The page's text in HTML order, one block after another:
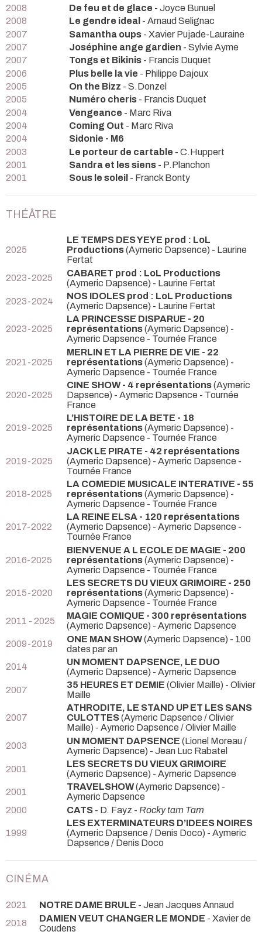
2008 De feu et de glace - Joyce Bunuel
2008
Le gendre ideal - Arnaud Selignac
2007
Samantha oups - Xavier Pujade-Lauraine
2007
Joséphine ange gardien - Sylvie Ayme
2007
Tongs et Bikinis - Francis Duquet
2006
Plus belle la vie - Philippe Dajoux
2005
On the Bizz - S.Donzel
2005
Numéro cheris - Francis Duquet
2004
Vengeance - Marc Riva
2004
Coming Out - Marc Riva
2004
Sidonie - M6
2003
Le porteur de cartable - C.Huppert
2001
Sandra et les siens - P.Planchon
2001
Sous le soleil - Franck Bonty
THÉÂTRE
2025
LE TEMPS DES YEYE prod : LoL
Productions(Aymeric Dapsence) - Laurine
Fertat
2023-2025
CABARET prod : LoL Productions
(Aymeric Dapsence) - Laurine Fertat
2023-2024
NOS IDOLES prod : LoL Productions
(Aymeric Dapsence) - Laurine Fertat
2023-2025
LA PRINCESSE DISPARUE - 20
représentations(Aymeric Dapsence) -
Aymeric Dapsence - Tournée France
2021-2025
MERLIN ET LA PIERRE DE VIE - 22
représentations(Aymeric Dapsence) -
Aymeric Dapsence - Tournée France
2020-2025
CINE SHOW - 4 représentations(Aymeric
Dapsence) - Aymeric Dapsence - Tournée
France
2019-2025
L’HISTOIRE DE LA BETE - 18
représentations(Aymeric Dapsence) -
Aymeric Dapsence - Tournée France
2019-2025
JACK LE PIRATE - 42 représentations
(Aymeric Dapsence) - Aymeric Dapsence -
Tournée France
2018-2025
LA COMEDIE MUSICALE INTERATIVE - 55
représentations(Aymeric Dapsence) -
Aymeric Dapsence - Tournée France
2017-2022
LA REINE ELSA - 120 représentations
(Aymeric Dapsence) - Aymeric Dapsence -
Tournée France
2016-2025
BIENVENUE A L ECOLE DE MAGIE - 200
représentations(Aymeric Dapsence) -
Aymeric Dapsence - Tournée France
2015-2020
LES SECRETS DU VIEUX GRIMOIRE - 250
représentations(Aymeric Dapsence) -
Aymeric Dapsence - Tournée France
2011 - 2025
MAGIE COMIQUE - 300 représentations
(Aymeric Dapsence) - Aymeric Dapsence
2009-2019
ONE MAN SHOW(Aymeric Dapsence) - 100
dates par an
2014
UN MOMENT DAPSENCE, LE DUO
(Aymeric Dapsence) - Aymeric Dapsence
2007
35 HEURES ET DEMIE (Olivier Maille) - Olivier
Maille
2007
ATHRODITE, LE STAND UP ET LES SANS
CULOTTES(Aymeric Dapsence / Olivier
Maille) - Aymeric Dapsence / Olivier Maille
2003
UN MOMENT DAPSENCE (Lionel Moreau /
Aymeric Dapsence) - Jean Luc Rabatel
2001
LES SECRETS DU VIEUX GRIMOIRE
(Aymeric Dapsence) - Aymeric Dapsence
2001
TRAVELSHOW(Aymeric Dapsence) -
Aymeric Dapsence
2000
CATS - D. Fayz - Rocky tam Tam
1999
LES EXTERMINATEURS D’IDEES NOIRES
(Aymeric Dapsence / Denis Doco) - Aymeric
Dapsence / Denis Doco
CINÉMA
2021 NOTRE DAME BRULE - Jean Jacques Annaud
2018
DAMIEN VEUT CHANGER LE MONDE - Xavier de
Coudens